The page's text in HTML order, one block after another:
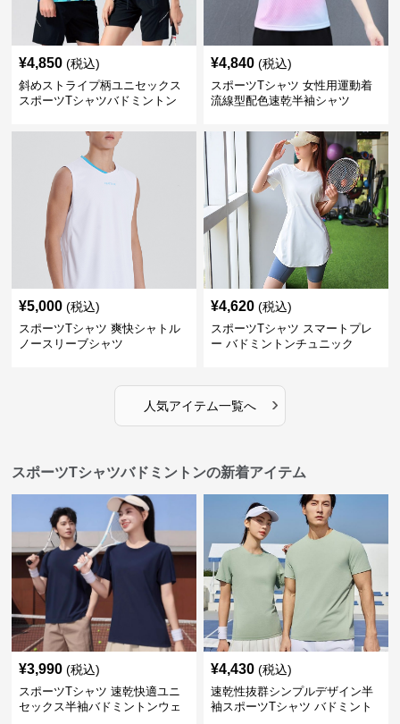
¥4,850 (税込)
斜めストライプ柄ユニセックス
スポーツTシャツバドミントン
¥4,840 (税込)
スポーツTシャツ 女性用運動着
流線型配色速乾半袖シャツ
¥5,000 (税込)
スポーツTシャツ 爽快シャトル
ノースリーブシャツ
¥4,620 (税込)
スポーツTシャツ スマートプレ
ー バドミントンチュニック
人気アイテム一覧へ ›
スポーツTシャツバドミントンの新着アイテム
¥3,990 (税込)
スポーツTシャツ 速乾快適ユニ
セックス半袖バドミントンウェ
¥4,430 (税込)
速乾性抜群シンプルデザイン半
袖スポーツTシャツ バドミント